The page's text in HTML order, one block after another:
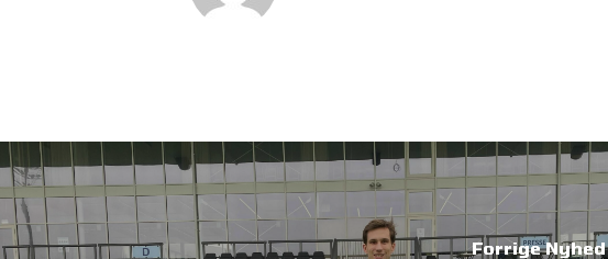
Forrige Nyhed